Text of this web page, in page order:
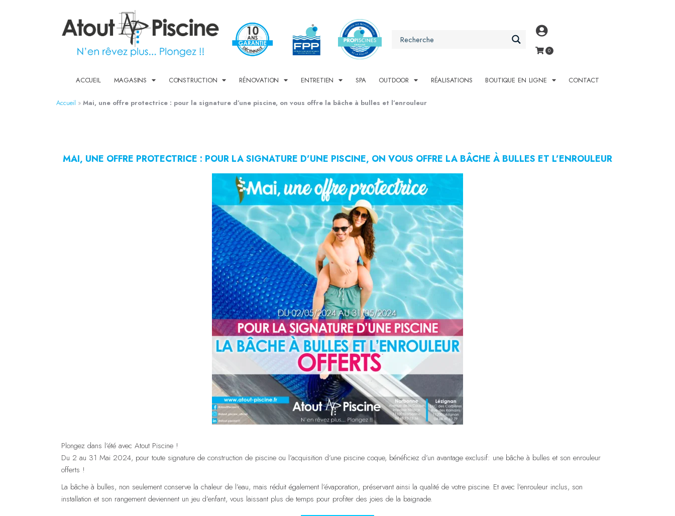
ACCUEIL MAGASINS CONSTRUCTION RÉNOVATION ENTRETIEN SPA OUTDOOR RÉALISATIONS BOUTIQUE EN LIGNE CONTACT
Accueil » Mai, une offre protectrice : pour la signature d’une piscine, on vous offre la bâche à bulles et l’enrouleur
MAI, UNE OFFRE PROTECTRICE : POUR LA SIGNATURE D’UNE PISCINE, ON VOUS OFFRE LA BÂCHE À BULLES ET L’ENROULEUR
Plongez dans l’été avec Atout Piscine !
Du 2 au 31 Mai 2024, pour toute signature de construction de piscine ou l’acquisition d’une piscine coque, bénéficiez d’un avantage exclusif: une bâche à bulles et son enrouleur
offerts !
La bâche à bulles, non seulement conserve la chaleur de l’eau, mais réduit également l’évaporation, préservant ainsi la qualité de votre piscine. Et avec l’enrouleur inclus, son
installation et son rangement deviennent un jeu d’enfant, vous laissant plus de temps pour profiter des joies de la baignade.